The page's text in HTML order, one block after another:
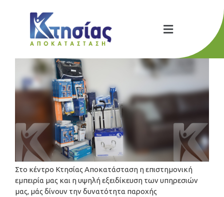
Στο κέντρο Κτησίας Αποκατάσταση η επιστημονική
εμπειρία μας και η υψηλή εξειδίκευση των υπηρεσιών
μας, μάς δίνoυν την δυνατότητα παροχής